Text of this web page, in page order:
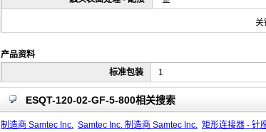
关
产品资料
标准包装
1
ESQT-120-02-GF-5-800相关搜索
制造商 Samtec Inc. Samtec Inc. 制造商 Samtec Inc. 矩形连接器 - 针